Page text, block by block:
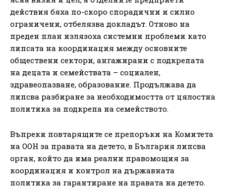
действия бяха по-скоро спорадични и силно
ограничени, отбелязва докладът. Отново на
преден план излязоха системни проблеми като
липсата на координация между основните
обществени сектори, ангажирани с подкрепата
на децата и семействата – социален,
здравеопазване, образование. Продължава да
липсва разбиране за необходимостта от цялостна
политика за подкрепа на семейството.
Въпреки повтарящите се препоръки на Комитета
на ООН за правата на детето, в България липсва
орган, който да има реални правомощия за
координация и контрол на държавната
политика за гарантиране на правата на детето.